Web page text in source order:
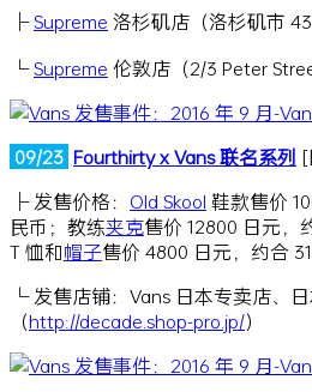
├Supreme 洛杉矶店（洛杉矶市
└Supreme 伦敦店（2/3 Peter
09/23 Fourthirty x Vans 联名系列 [
├ 发售价格： Old Skool 鞋款售价
民币；教练夹克售价 12800 日元，
T 恤和帽子售价 4800 日元，约合
└ 发售店铺：Vans 日本专卖店、
（http://decade.shop-pro.jp/）